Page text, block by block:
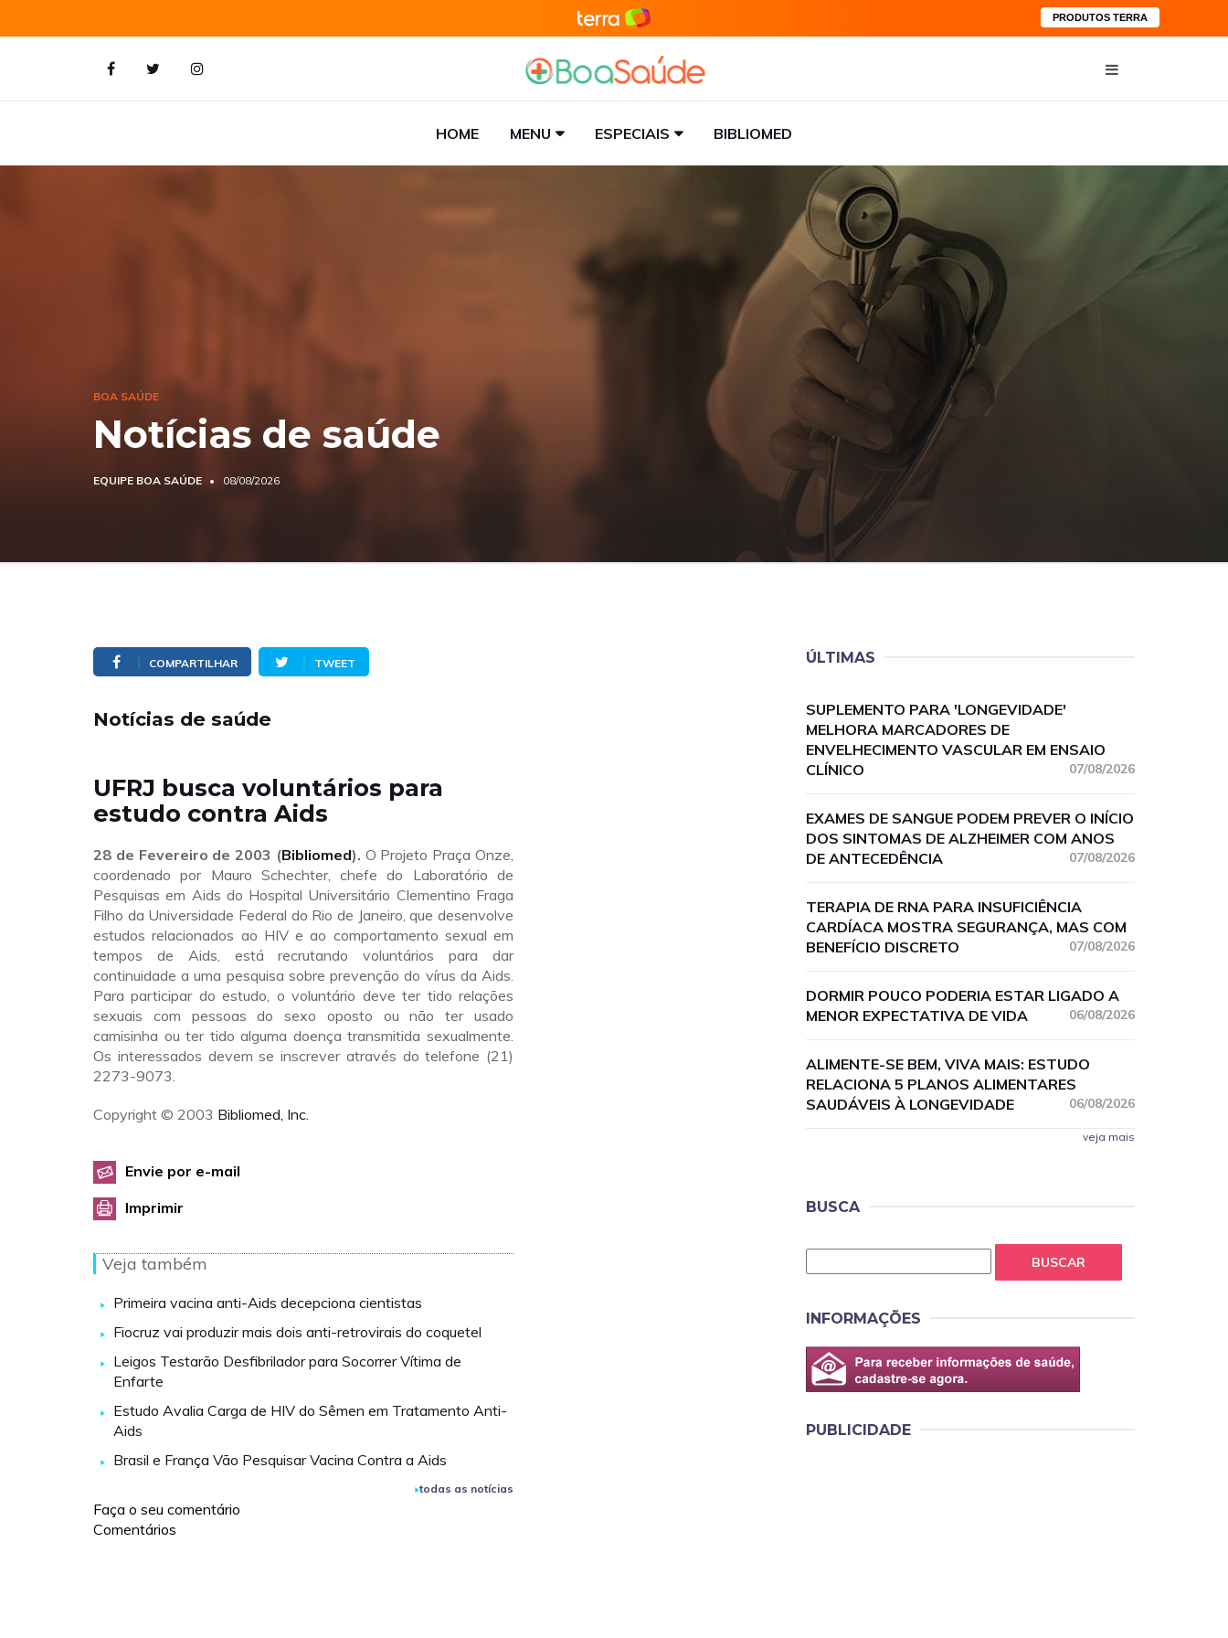
PRODUTOS TERRA
HOME MENU ESPECIAIS BIBLIOMED
BOA SAÚDE
Notícias de saúde
EQUIPE BOA SAÚDE 08/08/2026
COMPARTILHAR TWEET
Notícias de saúde
UFRJ busca voluntários para
estudo contra Aids
28 de Fevereiro de 2003 (Bibliomed). O Projeto Praça Onze,
coordenado por Mauro Schechter, chefe do Laboratório de
Pesquisas em Aids do Hospital Universitário Clementino Fraga
Filho da Universidade Federal do Rio de Janeiro, que desenvolve
estudos relacionados ao HIV e ao comportamento sexual em
tempos de Aids, está recrutando voluntários para dar
continuidade a uma pesquisa sobre prevenção do vírus da Aids.
Para participar do estudo, o voluntário deve ter tido relações
sexuais com pessoas do sexo oposto ou não ter usado
camisinha ou ter tido alguma doença transmitida sexualmente.
Os interessados devem se inscrever através do telefone (21)
2273-9073.
Copyright © 2003 Bibliomed, Inc.
Envie por e-mail
Imprimir
Veja também
Primeira vacina anti-Aids decepciona cientistas
Fiocruz vai produzir mais dois anti-retrovirais do coquetel
Leigos Testarão Desfibrilador para Socorrer Vítima de
Enfarte
Estudo Avalia Carga de HIV do Sêmen em Tratamento Anti-
Aids
Brasil e França Vão Pesquisar Vacina Contra a Aids
todas as notícias
Faça o seu comentário
Comentários
ÚLTIMAS
SUPLEMENTO PARA 'LONGEVIDADE'
MELHORA MARCADORES DE
ENVELHECIMENTO VASCULAR EM ENSAIO
CLÍNICO
07/08/2026
EXAMES DE SANGUE PODEM PREVER O INÍCIO
DOS SINTOMAS DE ALZHEIMER COM ANOS
DE ANTECEDÊNCIA
07/08/2026
TERAPIA DE RNA PARA INSUFICIÊNCIA
CARDÍACA MOSTRA SEGURANÇA, MAS COM
BENEFÍCIO DISCRETO
07/08/2026
DORMIR POUCO PODERIA ESTAR LIGADO A
MENOR EXPECTATIVA DE VIDA
06/08/2026
ALIMENTE-SE BEM, VIVA MAIS: ESTUDO
RELACIONA 5 PLANOS ALIMENTARES
SAUDÁVEIS À LONGEVIDADE
06/08/2026
veja mais
BUSCA
BUSCAR
INFORMAÇÕES
PUBLICIDADE